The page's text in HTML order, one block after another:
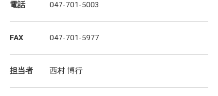
電話 047-701-5003
FAX 047-701-5977
担当者 西村 博行